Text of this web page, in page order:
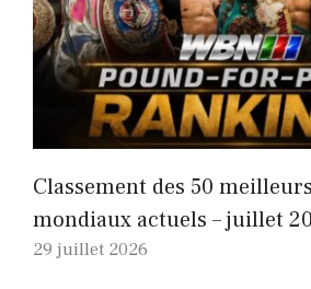
Classement des 50
mondiaux actuels – juillet
29 juillet 2026